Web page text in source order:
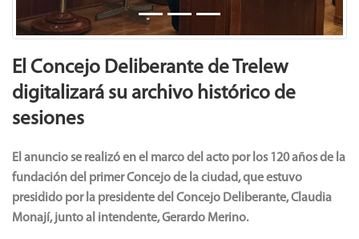
El Concejo Deliberante de Trelew
digitalizará su archivo histórico de
sesiones
El anuncio se realizó en el marco del acto por los 120 años de la
fundación del primer Concejo de la ciudad, que estuvo
presidido por la presidente del Concejo Deliberante, Claudia
Monají, junto al intendente, Gerardo Merino.